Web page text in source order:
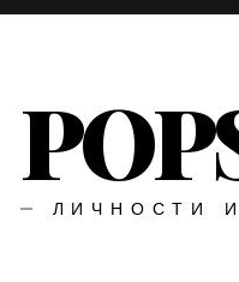
ЛИЧНОСТИ